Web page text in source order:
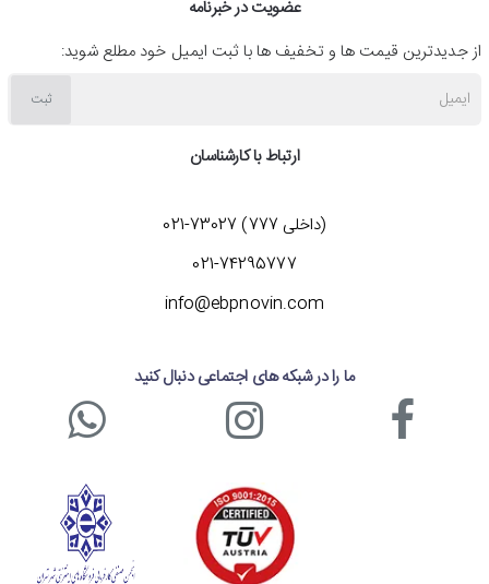
عضویت در خبرنامه
از جدیدترین قیمت ها و تخفیف ها با ثبت ایمیل خود مطلع شوید:
ایمیل ثبت
ارتباط با کارشناسان
(داخلی 777) 73027-021
021-74295777
info@ebpnovin.com
ما را در شبکه های اجتماعی دنبال کنید